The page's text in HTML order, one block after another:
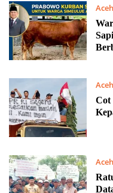
Aceh
Aceh
Cot
Aceh